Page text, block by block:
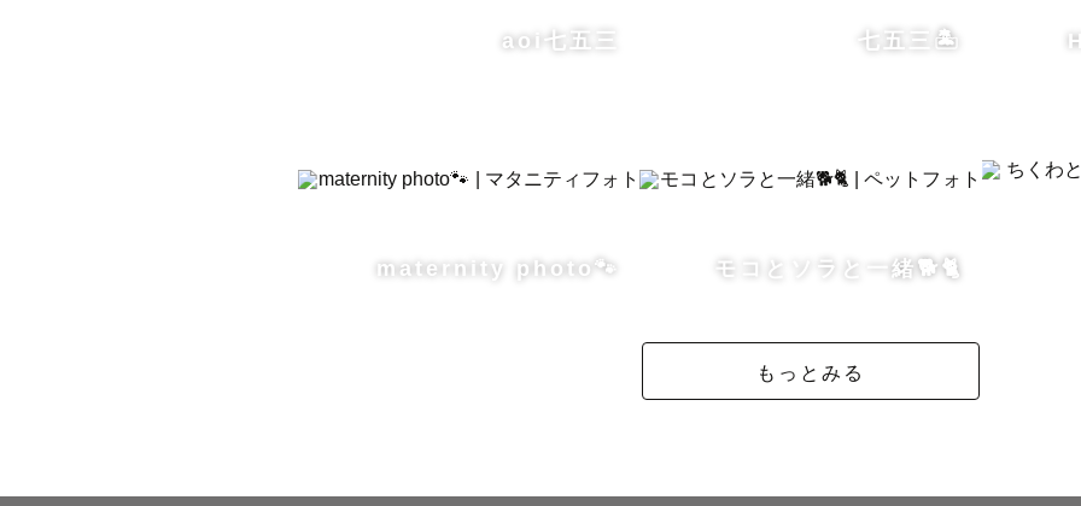
aoi七五三 七五三🏝️
maternity photo🐾 モコとソラと一緒🐕🐈
もっとみる